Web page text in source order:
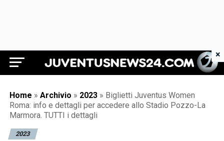
Juventus News 24
Home » Archivio » 2023 » Biglietti Juventus Women
Roma: info e dettagli per accedere allo Stadio Pozzo-La
Marmora. TUTTI i dettagli
2023
×